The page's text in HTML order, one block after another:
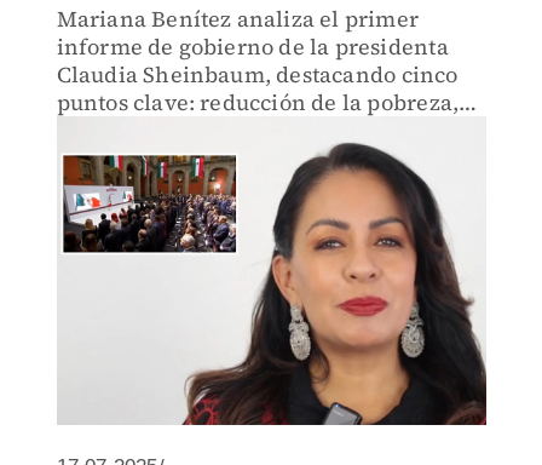
Mariana Benítez analiza el primer
informe de gobierno de la presidenta
Claudia Sheinbaum, destacando cinco
puntos clave: reducción de la pobreza,
política exterior y el Plan México.